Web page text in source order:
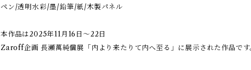
ペン/透明水彩/墨/鉛筆/紙/木製パネル
本作品は2025年11月16日～22日
Zaroff企画 長瀬萬純個展「内より来たりて内へ至る」に展示された作品です